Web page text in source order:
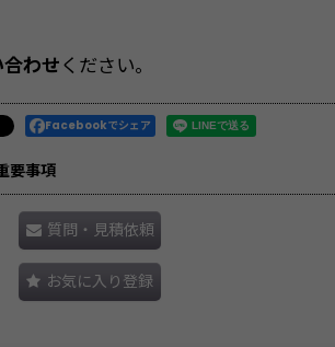
わせください。
Facebookでシェア
要事項
質問・見積依頼
お気に入り登録